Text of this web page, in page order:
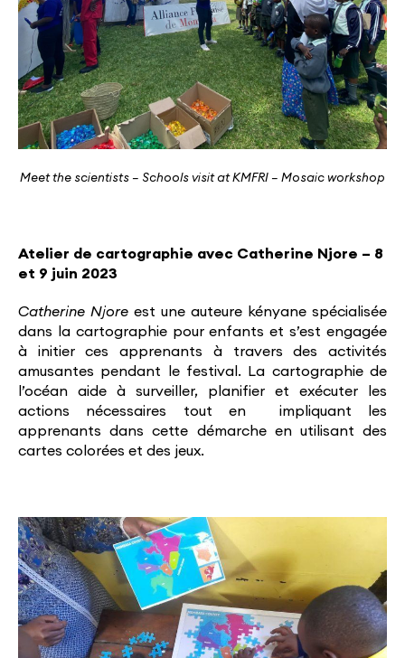
Meet the scientists – Schools visit at KMFRI – Mosaic workshop
Atelier de cartographie avec Catherine Njore – 8
et 9 juin 2023
Catherine Njore est une auteure kényane spécialisée
dans la cartographie pour enfants et s’est engagée
à initier ces apprenants à travers des activités
amusantes pendant le festival. La cartographie de
l’océan aide à surveiller, planifier et exécuter les
actions nécessaires tout en impliquant les
apprenants dans cette démarche en utilisant des
cartes colorées et des jeux.